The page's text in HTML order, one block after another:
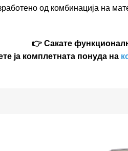
од комбинација на
👉 Сакате
ја комплетната понуда на